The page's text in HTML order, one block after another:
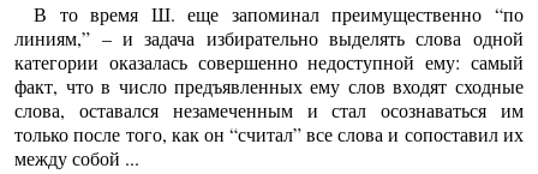
В то время Ш. еще запоминал преимущественно “по
линиям,” – и задача избирательно выделять слова одной
категории оказалась совершенно недоступной ему: самый
факт, что в число предъявленных ему слов входят сходные
слова, оставался незамеченным и стал осознаваться им
только после того, как он “считал” все слова и сопоставил их
между собой ...